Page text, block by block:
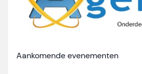
Aankomende evenementen